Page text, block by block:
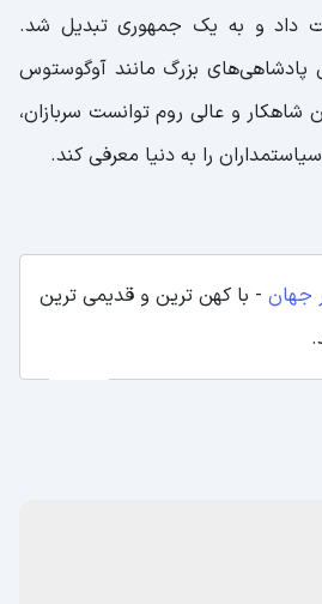
داد و به یک جمهوری تبدیل شد.
بزرگ مانند آوگوستوس
و عالی روم توانست سربازان،
را به دنیا معرفی کند.
جهان - با کهن ترین و قدیمی ترین